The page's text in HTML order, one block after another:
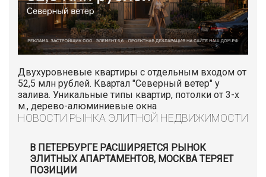
Двухуровневые квартиры с отдельным входом от
52,5 млн рублей. Квартал "Северный ветер" у
залива. Уникальные типы квартир, потолки от 3-х
м., дерево-алюминиевые окна
НОВОСТИ РЫНКА ЭЛИТНОЙ НЕДВИЖИМОСТИ
В ПЕТЕРБУРГЕ РАСШИРЯЕТСЯ РЫНОК
ЭЛИТНЫХ АПАРТАМЕНТОВ, МОСКВА ТЕРЯЕТ
ПОЗИЦИИ